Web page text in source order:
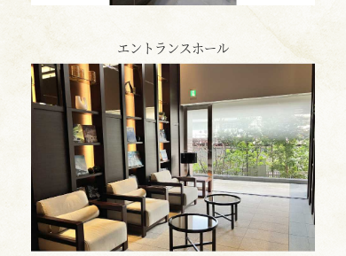
エントランスホール